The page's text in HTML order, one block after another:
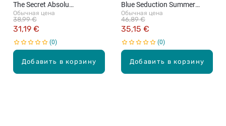
Добавить в корзину
The Secret Absolu
парфюмированная вода
для мужчин, 100мл
Обычная цена
31,19 €
38,99 €
0
Добавить в корзину
Blue Seduction Summer
Essence мужская туалетная
вода, 100мл
Обычная цена
35,15 €
46,89 €
0